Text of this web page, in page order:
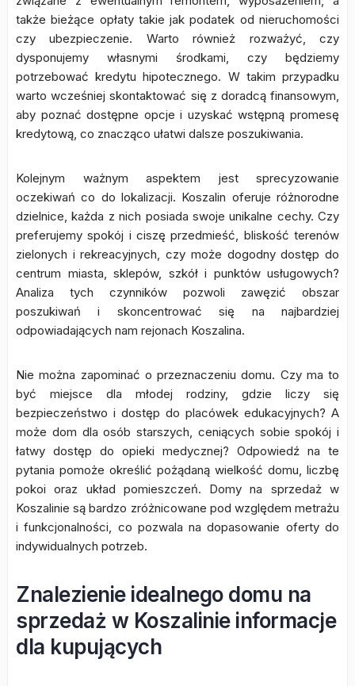
także bieżące opłaty takie jak podatek od nieruchomości
czy ubezpieczenie. Warto również rozważyć, czy
dysponujemy własnymi środkami, czy będziemy
potrzebować kredytu hipotecznego. W takim przypadku
warto wcześniej skontaktować się z doradcą finansowym,
aby poznać dostępne opcje i uzyskać wstępną promesę
kredytową, co znacząco ułatwi dalsze poszukiwania.
Kolejnym ważnym aspektem jest sprecyzowanie
oczekiwań co do lokalizacji. Koszalin oferuje różnorodne
dzielnice, każda z nich posiada swoje unikalne cechy. Czy
preferujemy spokój i ciszę przedmieść, bliskość terenów
zielonych i rekreacyjnych, czy może dogodny dostęp do
centrum miasta, sklepów, szkół i punktów usługowych?
Analiza tych czynników pozwoli zawęzić obszar
poszukiwań i skoncentrować się na najbardziej
odpowiadających nam rejonach Koszalina.
Nie można zapominać o przeznaczeniu domu. Czy ma to
być miejsce dla młodej rodziny, gdzie liczy się
bezpieczeństwo i dostęp do placówek edukacyjnych? A
może dom dla osób starszych, ceniących sobie spokój i
łatwy dostęp do opieki medycznej? Odpowiedź na te
pytania pomoże określić pożądaną wielkość domu, liczbę
pokoi oraz układ pomieszczeń. Domy na sprzedaż w
Koszalinie są bardzo zróżnicowane pod względem metrażu
i funkcjonalności, co pozwala na dopasowanie oferty do
indywidualnych potrzeb.
Znalezienie idealnego domu na
sprzedaż w Koszalinie informacje
dla kupujących